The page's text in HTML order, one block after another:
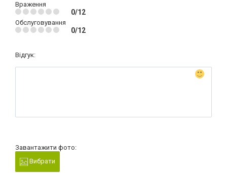
Враження
0/12
Обслуговування
0/12
Відгук:
Завантажити фото:
Вибрати